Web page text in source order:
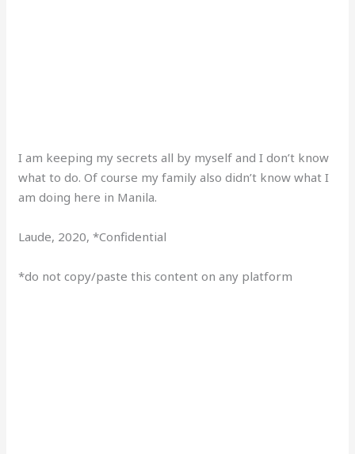
I am keeping my secrets all by myself and I don’t know
what to do. Of course my family also didn’t know what I
am doing here in Manila.
Laude, 2020, *Confidential
*do not copy/paste this content on any platform